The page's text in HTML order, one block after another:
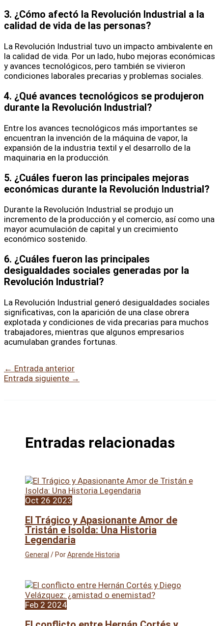
3. ¿Cómo afectó la Revolución Industrial a la
calidad de vida de las personas?
La Revolución Industrial tuvo un impacto ambivalente en
la calidad de vida. Por un lado, hubo mejoras económicas
y avances tecnológicos, pero también se vivieron
condiciones laborales precarias y problemas sociales.
4. ¿Qué avances tecnológicos se produjeron
durante la Revolución Industrial?
Entre los avances tecnológicos más importantes se
encuentran la invención de la máquina de vapor, la
expansión de la industria textil y el desarrollo de la
maquinaria en la producción.
5. ¿Cuáles fueron las principales mejoras
económicas durante la Revolución Industrial?
Durante la Revolución Industrial se produjo un
incremento de la producción y el comercio, así como una
mayor acumulación de capital y un crecimiento
económico sostenido.
6. ¿Cuáles fueron las principales
desigualdades sociales generadas por la
Revolución Industrial?
La Revolución Industrial generó desigualdades sociales
significativas, con la aparición de una clase obrera
explotada y condiciones de vida precarias para muchos
trabajadores, mientras que algunos empresarios
acumulaban grandes fortunas.
← Entrada anterior
Entrada siguiente →
Entradas relacionadas
Oct 26 2023
El Trágico y Apasionante Amor de
Tristán e Isolda: Una Historia
Legendaria
General / PorAprende Historia
Feb 2 2024